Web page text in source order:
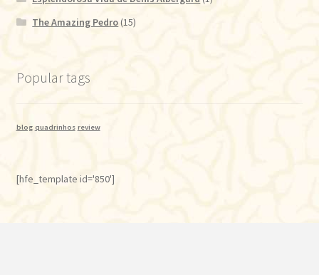
The Amazing Pedro(15)
Popular tags
blog quadrinhos review
[hfe_template id='850']